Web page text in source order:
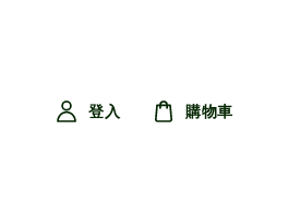
登入 購物車